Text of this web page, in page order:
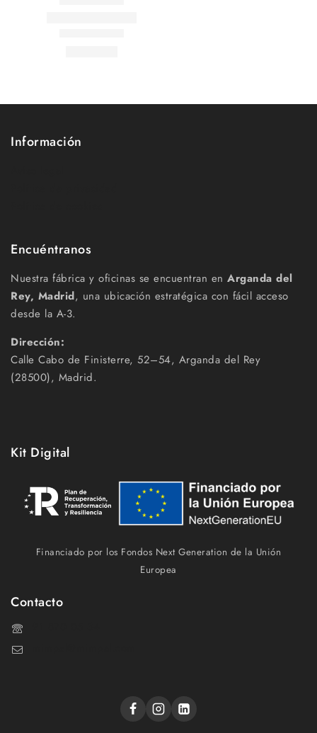
Información
Encuéntranos
Nuestra fábrica y oficinas se encuentran en Arganda del
Rey, Madrid, una ubicación estratégica con fácil acceso
desde la A-3.
Dirección:
Calle Cabo de Finisterre, 52–54, Arganda del Rey
(28500), Madrid.
Kit Digital
Financiado por los Fondos Next Generation de la Unión
Europea
Contacto